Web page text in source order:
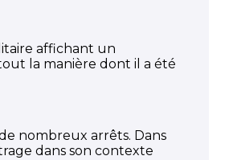
affichant un
la manière dont il a été
nombreux arrêts. Dans
dans son contexte